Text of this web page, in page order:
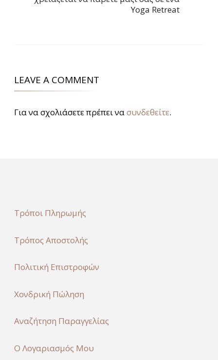
Yoga Retreat
LEAVE A COMMENT
Για να σχολιάσετε πρέπει νασυνδεθείτε.
Τρόποι Πληρωμής
Τρόπος Αποστολής
Πολιτική Επιστροφών
Χονδρική Πώληση
Αναζήτηση Παραγγελίας
Ο Λογαριασμός Μου